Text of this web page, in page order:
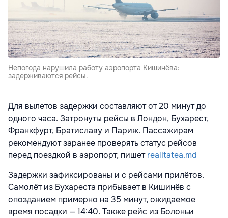
Непогода нарушила работу аэропорта Кишинёва:
задерживаются рейсы.
Для вылетов задержки составляют от 20 минут до
одного часа. Затронуты рейсы в Лондон, Бухарест,
Франкфурт, Братиславу и Париж. Пассажирам
рекомендуют заранее проверять статус рейсов
перед поездкой в аэропорт, пишетrealitatea.md
Задержки зафиксированы и с рейсами прилётов.
Самолёт из Бухареста прибывает в Кишинёв с
опозданием примерно на 35 минут, ожидаемое
время посадки — 14:40. Также рейс из Болоньи